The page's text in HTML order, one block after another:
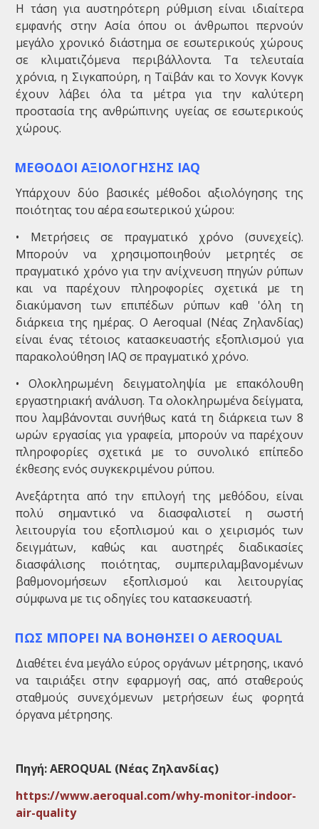
Η τάση για αυστηρότερη ρύθμιση είναι ιδιαίτερα
εμφανής στην Ασία όπου οι άνθρωποι περνούν
μεγάλο χρονικό διάστημα σε εσωτερικούς χώρους
σε κλιματιζόμενα περιβάλλοντα. Τα τελευταία
χρόνια, η Σιγκαπούρη, η Ταϊβάν και το Χονγκ Κονγκ
έχουν λάβει όλα τα μέτρα για την καλύτερη
προστασία της ανθρώπινης υγείας σε εσωτερικούς
χώρους.
ΜΕΘΟΔΟΙ ΑΞΙΟΛΟΓΗΣΗΣ IAQ
Υπάρχουν δύο βασικές μέθοδοι αξιολόγησης της
ποιότητας του αέρα εσωτερικού χώρου:
• Μετρήσεις σε πραγματικό χρόνο (συνεχείς).
Μπορούν να χρησιμοποιηθούν μετρητές σε
πραγματικό χρόνο για την ανίχνευση πηγών ρύπων
και να παρέχουν πληροφορίες σχετικά με τη
διακύμανση των επιπέδων ρύπων καθ 'όλη τη
διάρκεια της ημέρας. Ο Aeroqual (Νέας Ζηλανδίας)
είναι ένας τέτοιος κατασκευαστής εξοπλισμού για
παρακολούθηση IAQ σε πραγματικό χρόνο.
• Ολοκληρωμένη δειγματοληψία με επακόλουθη
εργαστηριακή ανάλυση. Τα ολοκληρωμένα δείγματα,
που λαμβάνονται συνήθως κατά τη διάρκεια των 8
ωρών εργασίας για γραφεία, μπορούν να παρέχουν
πληροφορίες σχετικά με το συνολικό επίπεδο
έκθεσης ενός συγκεκριμένου ρύπου.
Ανεξάρτητα από την επιλογή της μεθόδου, είναι
πολύ σημαντικό να διασφαλιστεί η σωστή
λειτουργία του εξοπλισμού και ο χειρισμός των
δειγμάτων, καθώς και αυστηρές διαδικασίες
διασφάλισης ποιότητας, συμπεριλαμβανομένων
βαθμονομήσεων εξοπλισμού και λειτουργίας
σύμφωνα με τις οδηγίες του κατασκευαστή.
ΠΩΣ ΜΠΟΡΕΙ ΝΑ ΒΟΗΘΗΣΕΙ Ο AEROQUAL
Διαθέτει ένα μεγάλο εύρος οργάνων μέτρησης, ικανό
να ταιριάξει στην εφαρμογή σας, από σταθερούς
σταθμούς συνεχόμενων μετρήσεων έως φορητά
όργανα μέτρησης.
Πηγή:AEROQUAL (Νέας Ζηλανδίας)
https://www.aeroqual.com/why-monitor-indoor-
air-quality